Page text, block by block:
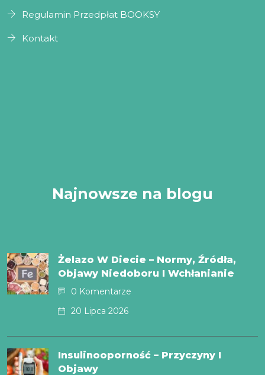
Regulamin Przedpłat BOOKSY
Kontakt
Najnowsze na blogu
Żelazo W Diecie – Normy, Źródła,
Objawy Niedoboru I Wchłanianie
0 Komentarze
20 Lipca 2026
Insulinooporność – Przyczyny I
Objawy